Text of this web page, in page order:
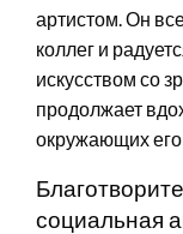
артистом. Он
коллег и
искусством со
продолжает
окружающих
социальная